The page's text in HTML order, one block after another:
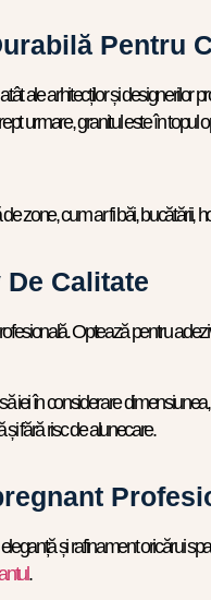
Pentru
ale arhitecților și
urmare, granitul este în topul
zone, cum ar fi băi, bucătării,
Calitate
Optează pentru
iei în considerare
fără risc de alunecare.
și rafinament oricărui
.